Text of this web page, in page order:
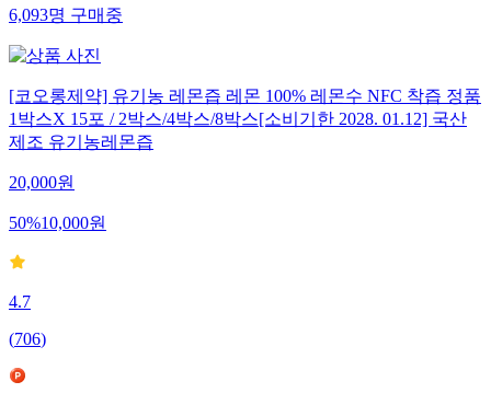
6,093명 구매중
[코오롱제약] 유기농 레몬즙 레몬 100% 레몬수 NFC 착즙 정품
1박스X 15포 / 2박스/4박스/8박스[소비기한 2028. 01.12] 국산
제조 유기농레몬즙
20,000원
50%10,000원
4.7
(706)